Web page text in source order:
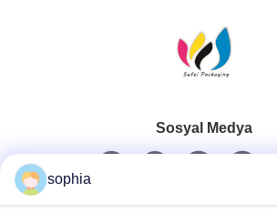
Sosyal Medya
Hızlı iletişim
sophia